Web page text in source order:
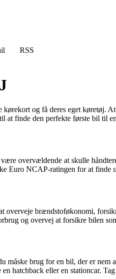
RSS
og få deres eget
at finde den perfekte første bil til
overvældende at skulle
Euro NCAP-ratingen for at
brændstoføkonomi,
og overvej at forsikre bilen
brug for en bil, der er
hatchback eller en stationcar.